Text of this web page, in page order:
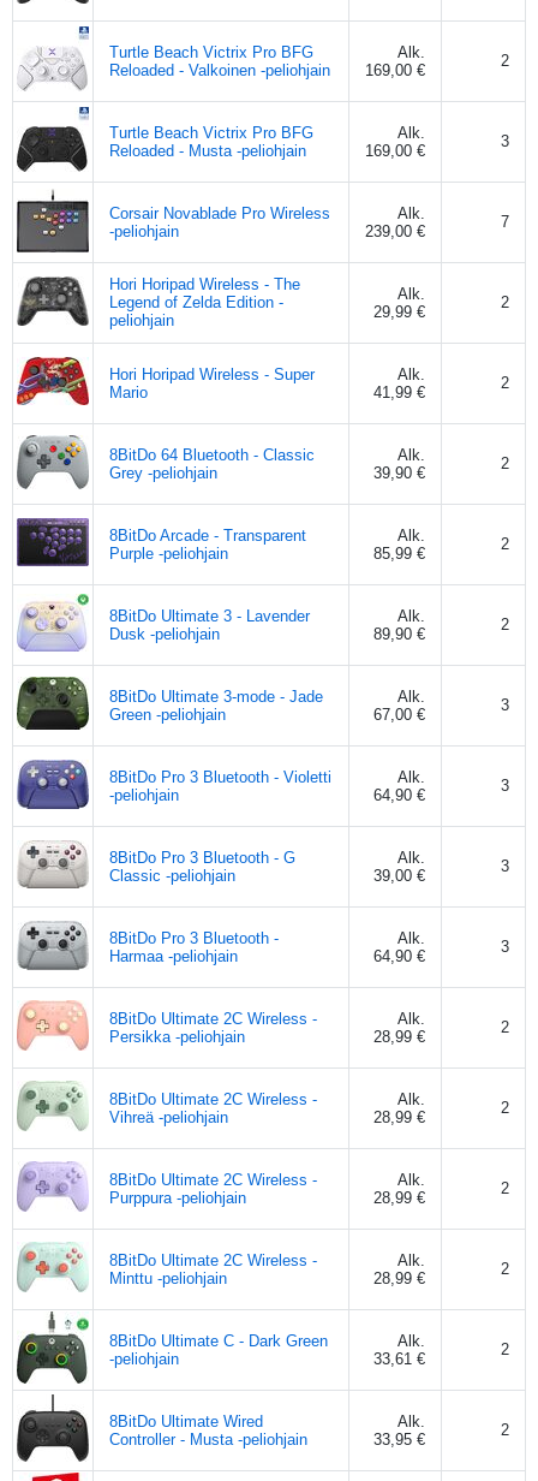
Turtle Beach Victrix Pro BFG
Reloaded - Valkoinen -peliohjain
Alk.
169,00 €
2
Turtle Beach Victrix Pro BFG
Reloaded - Musta -peliohjain
Alk.
169,00 €
3
Corsair Novablade Pro Wireless
-peliohjain
Alk.
239,00 €
7
Hori Horipad Wireless - The
Legend of Zelda Edition -
peliohjain
Alk.
29,99 €
2
Hori Horipad Wireless - Super
Mario
Alk.
41,99 €
2
8BitDo 64 Bluetooth - Classic
Grey -peliohjain
Alk.
39,90 €
2
8BitDo Arcade - Transparent
Purple -peliohjain
Alk.
85,99 €
2
8BitDo Ultimate 3 - Lavender
Dusk -peliohjain
Alk.
89,90 €
2
8BitDo Ultimate 3-mode - Jade
Green -peliohjain
Alk.
67,00 €
3
8BitDo Pro 3 Bluetooth - Violetti
-peliohjain
Alk.
64,90 €
3
8BitDo Pro 3 Bluetooth - G
Classic -peliohjain
Alk.
39,00 €
3
8BitDo Pro 3 Bluetooth -
Harmaa -peliohjain
Alk.
64,90 €
3
8BitDo Ultimate 2C Wireless -
Persikka -peliohjain
Alk.
28,99 €
2
8BitDo Ultimate 2C Wireless -
Vihreä -peliohjain
Alk.
28,99 €
2
8BitDo Ultimate 2C Wireless -
Purppura -peliohjain
Alk.
28,99 €
2
8BitDo Ultimate 2C Wireless -
Minttu -peliohjain
Alk.
28,99 €
2
8BitDo Ultimate C - Dark Green
-peliohjain
Alk.
33,61 €
2
8BitDo Ultimate Wired
Controller - Musta -peliohjain
Alk.
33,95 €
2